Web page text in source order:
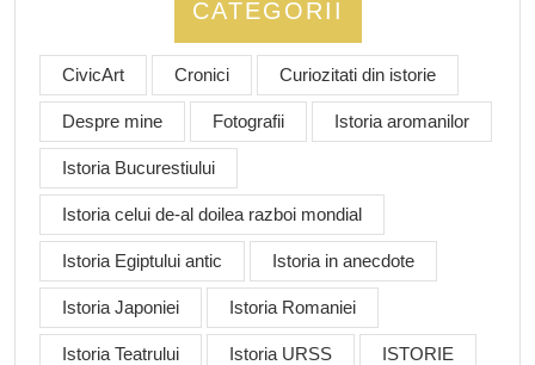
CATEGORII
CivicArt Cronici Curiozitati din istorie
Despre mine Fotografii Istoria aromanilor
Istoria Bucurestiului
Istoria celui de-al doilea razboi mondial
Istoria Egiptului antic Istoria in anecdote
Istoria Japoniei Istoria Romaniei
Istoria Teatrului Istoria URSS ISTORIE